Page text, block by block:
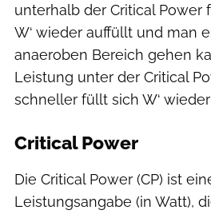
unterhalb der Critical Power
W‘ wieder auffüllt und man
anaeroben Bereich gehen
Leistung unter der Critical
schneller füllt sich W‘
Critical Power
Die Critical Power (CP) ist
Leistungsangabe (in Watt),